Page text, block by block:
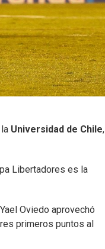
Universidad de Chile,
Libertadores es la
Oviedo aprovechó
primeros puntos al